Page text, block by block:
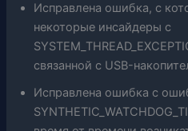
Исправлена ​​ошибка, с
некоторые инсайдеры с
связанной с USB-
Исправлена ​​ошибка с